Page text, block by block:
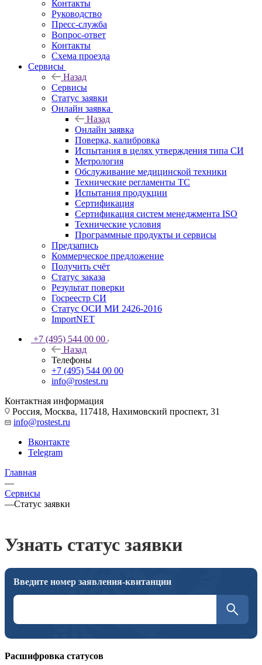
Контакты
Руководство
Пресс-служба
Вопрос-ответ
Контакты
Схема проезда
Сервисы
Назад
Сервисы
Статус заявки
Онлайн заявка
Назад
Онлайн заявка
Поверка, калибровка
Испытания в целях утверждения типа СИ
Метрология
Обслуживание медицинской техники
Технические регламенты ТС
Испытания продукции
Сертификация
Сертификация систем менеджмента ISO
Технические условия
Программные продукты и сервисы
Предзапись
Коммерческое предложение
Получить счёт
Статус заказа
Результат поверки
Госреестр СИ
Статус ОСИ МИ 2426-2016
ImportNET
+7 (495) 544 00 00
Назад
Телефоны
+7 (495) 544 00 00
info@rostest.ru
Контактная информация
Россия, Москва, 117418, Нахимовский проспект, 31
info@rostest.ru
Вконтакте
Telegram
Главная
—
Сервисы
—Статус заявки
Узнать статус заявки
Введите номер заявления-квитанции
Расшифровка статусов